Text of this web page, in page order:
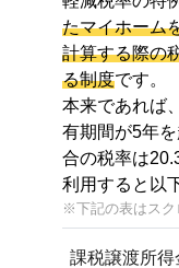
たマイホーム
計算する際の
る制度です。
本来であれば
有期間が5年
合の税率は
利用すると以
課税譲渡所得